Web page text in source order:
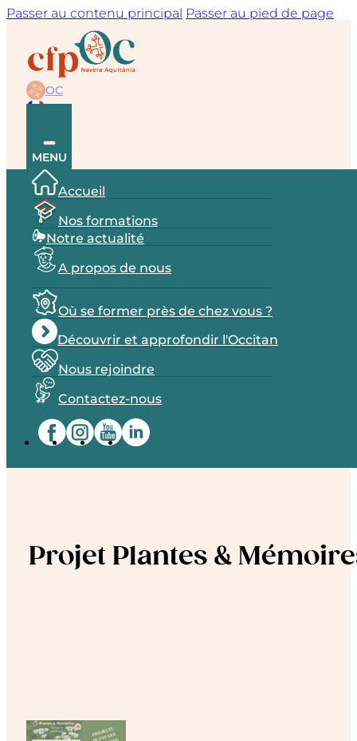
Passer au contenu principal Passer au pied de page
OC
MENU
Accueil
Nos formations
Notre actualité
A propos de nous
Où se former près de chez vous ?
Découvrir et approfondir l'Occitan
Nous rejoindre
Contactez-nous
Projet Plantes &